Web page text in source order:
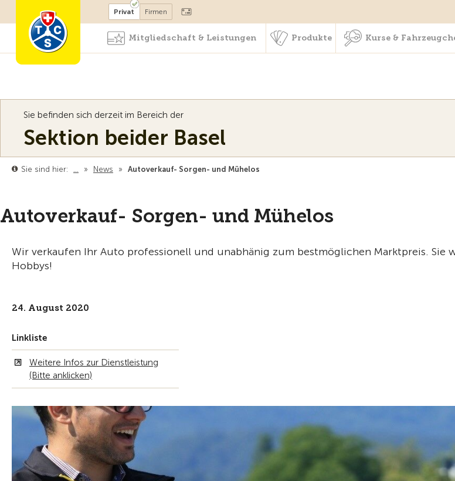
Mitglied werden
Privat Firmen
Mitgliedschaft & Leistungen Produkte Kurse &
Sie befinden sich derzeit im Bereich der
Sektion beider Basel
Sie sind hier: … » News » Autoverkauf- Sorgen- und Mühelos
Autoverkauf- Sorgen- und Mühelos
Wir verkaufen Ihr Auto professionell und unabhänig zum bestmöglichen Marktpreis. Sie
Hobbys!
24. August 2020
Linkliste
Weitere Infos zur Dienstleistung
(Bitte anklicken)